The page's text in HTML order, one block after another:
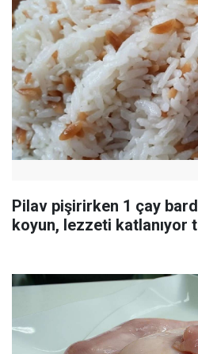
Pilav pişirirken 1 çay
koyun, lezzeti katlanıyor